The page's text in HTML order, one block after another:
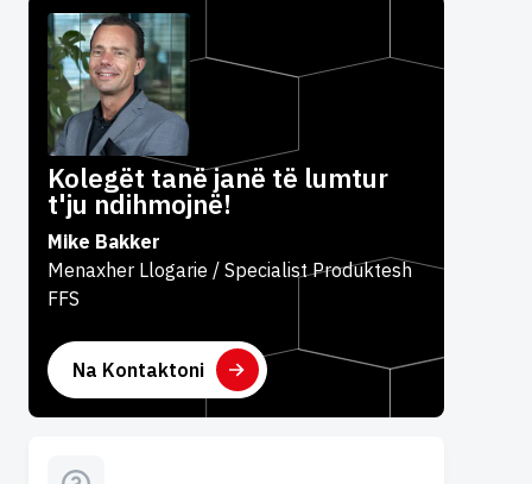
Kolegët tanë janë të lumtur
t'ju ndihmojnë!
Mike Bakker
Menaxher Llogarie / Specialist Produktesh
FFS
Na Kontaktoni